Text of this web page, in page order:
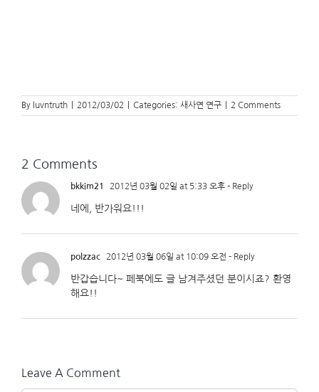
By luvntruth 2012/03/02 Categories: 새사연 연구 2 Comments
2 Comments
bkkim21 2012년 03월 02일 at 5:33 오후 - Reply
네에, 반가워요!!!
polzzac 2012년 03월 06일 at 10:09 오전 - Reply
반갑습니다~ 페북에도 글 남겨주셨던 분이시죠? 환영
해요!!
Leave A Comment